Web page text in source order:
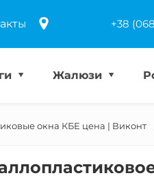
+38
Жалюзи
окна КБЕ цена | Виконт